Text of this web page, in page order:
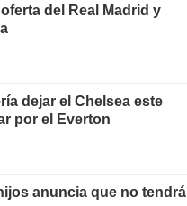
del Real Madrid y
dejar el Chelsea este
por el Everton
anuncia que no tendrá